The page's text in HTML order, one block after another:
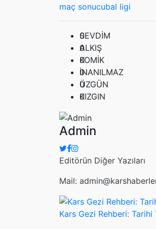
maç sonucubal ligi
0
SEVDİM
0
ALKIŞ
0
KOMİK
0
İNANILMAZ
0
ÜZGÜN
0
KIZGIN
Admin
Editörün Diğer Yazıları
Mail:
Kars Gezi Rehberi: Tarihi